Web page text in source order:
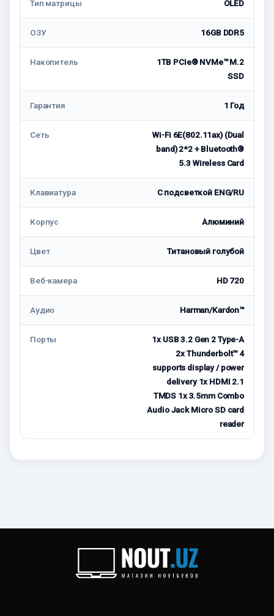
Тип матрицы OLED
ОЗУ 16GB DDR5
Накопитель
1TB PCIe® NVMe™ M.2
SSD
Гарантия 1 Год
Сеть
Wi-Fi 6E(802.11ax) (Dual
band) 2*2 + Bluetooth®
5.3 Wireless Card
Клавиатура С подсветкой ENG/RU
Корпус Алюминий
Цвет Титановый голубой
Веб-камера HD 720
Аудио Harman/Kardon™
Порты
1x USB 3.2 Gen 2 Type-A
2x Thunderbolt™ 4
supports display / power
delivery 1x HDMI 2.1
TMDS 1x 3.5mm Combo
Audio Jack Micro SD card
reader